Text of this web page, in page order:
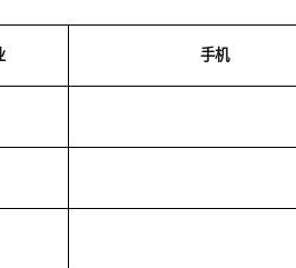
手机